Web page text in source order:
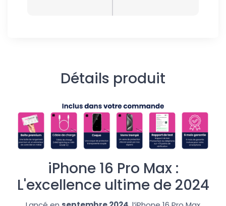
Détails produit
iPhone 16 Pro Max :
L'excellence ultime de 2024